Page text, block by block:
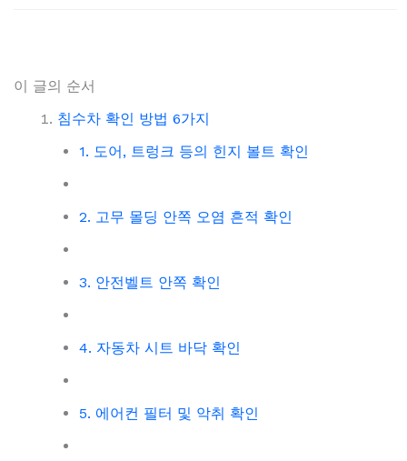
이 글의 순서
침수차 확인 방법 6가지
1. 도어, 트렁크 등의 힌지 볼트 확인
2. 고무 몰딩 안쪽 오염 흔적 확인
3. 안전벨트 안쪽 확인
4. 자동차 시트 바닥 확인
5. 에어컨 필터 및 악취 확인